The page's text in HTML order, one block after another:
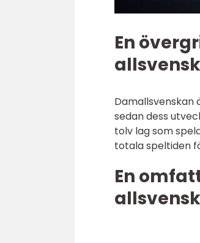
En
Damallsvenskan
sedan dess
tolv lag som
totala speltiden
En